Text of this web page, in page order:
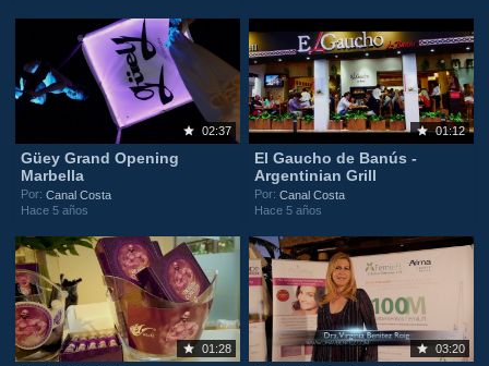
02:37
Güey Grand Opening
Marbella
Por:Canal Costa
Hace 5 años
01:12
El Gaucho de Banús -
Argentinian Grill
Por:Canal Costa
Hace 5 años
01:28 03:20